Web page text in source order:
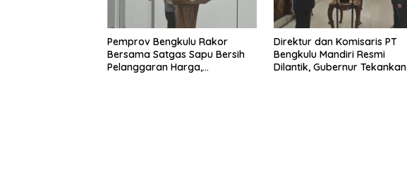
Pemprov Bengkulu Rakor
Bersama Satgas Sapu Bersih
Pelanggaran Harga,
Direktur dan Komisaris PT
Bengkulu Mandiri Resmi
Dilantik, Gubernur Tekankan